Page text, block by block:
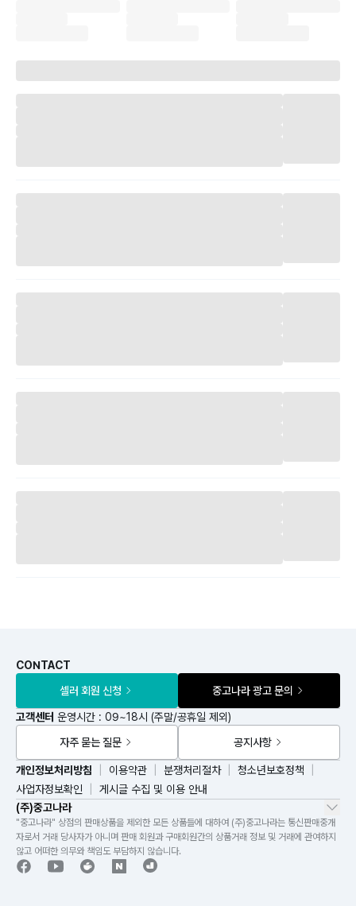
CONTACT
셀러 회원 신청
중고나라 광고 문의
고객센터 운영시간 : 09~18시 (주말/공휴일 제외)
자주 묻는 질문
공지사항
(주)중고나라
개인정보처리방침 이용약관 분쟁처리절차
청소년보호정책
사업자정보확인
게시글 수집 및 이용 안내
"중고나라" 상점의 판매상품을 제외한 모든 상품들에 대하여 (주)중고나라는 통신판매중개
자로서 거래 당사자가 아니며 판매 회원과 구매회원간의 상품거래 정보 및 거래에 관여하지
않고 어떠한 의무와 책임도 부담하지 않습니다.